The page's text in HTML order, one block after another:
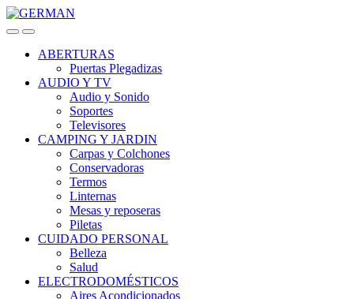
Skip
to
Skip
to
ABERTURAS
Puertas Plegadizas
AUDIO Y TV
Audio y Sonido
Soportes
Televisores
CAMPING Y JARDIN
Carpas y Colchones
Conservadoras
Termos
Linternas
Mesas y reposeras
Piletas
CUIDADO PERSONAL
Belleza
Salud
ELECTRODOMÉSTICOS
Aires Acondicionados